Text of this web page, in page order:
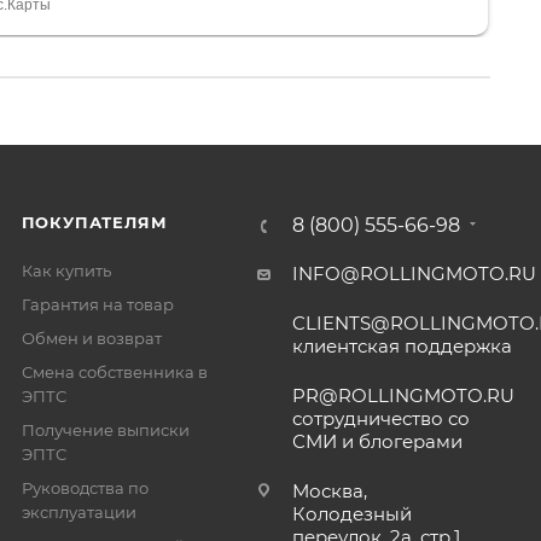
всегда на связи, очень детально всё
ПОКУПАТЕЛЯМ
Как купить
Гарантия на товар
Обмен и возврат
Смена собственника в
ЭПТС
Получение выписки
ЭПТС
Руководства по
эксплуатации
8 (800) 555-66-98
INFO@ROLLINGMOTO.RU
клиентская поддержка
PR@ROLLINGMOTO.RU
сотрудничество со
СМИ и блогерами
Москва,
Колодезный